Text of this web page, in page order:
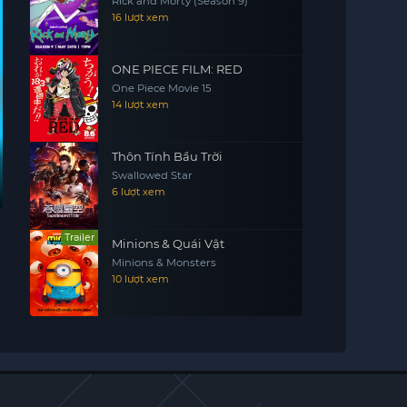
Hòn Đảo Của Các
Hình Dạng
Shape Island
Vương Giả Thiên
Hạ (Mùa 6)
Kingdom (Season
16 lượt xem
ONE PIECE FILM: RED
One Piece Movie 15
14 lượt xem
Thôn Tính Bầu Trời
Swallowed Star
6 lượt xem
Trailer Minions & Quái Vật
Minions & Monsters
10 lượt xem